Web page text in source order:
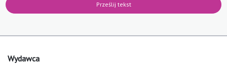
Prześlij tekst
Wydawca